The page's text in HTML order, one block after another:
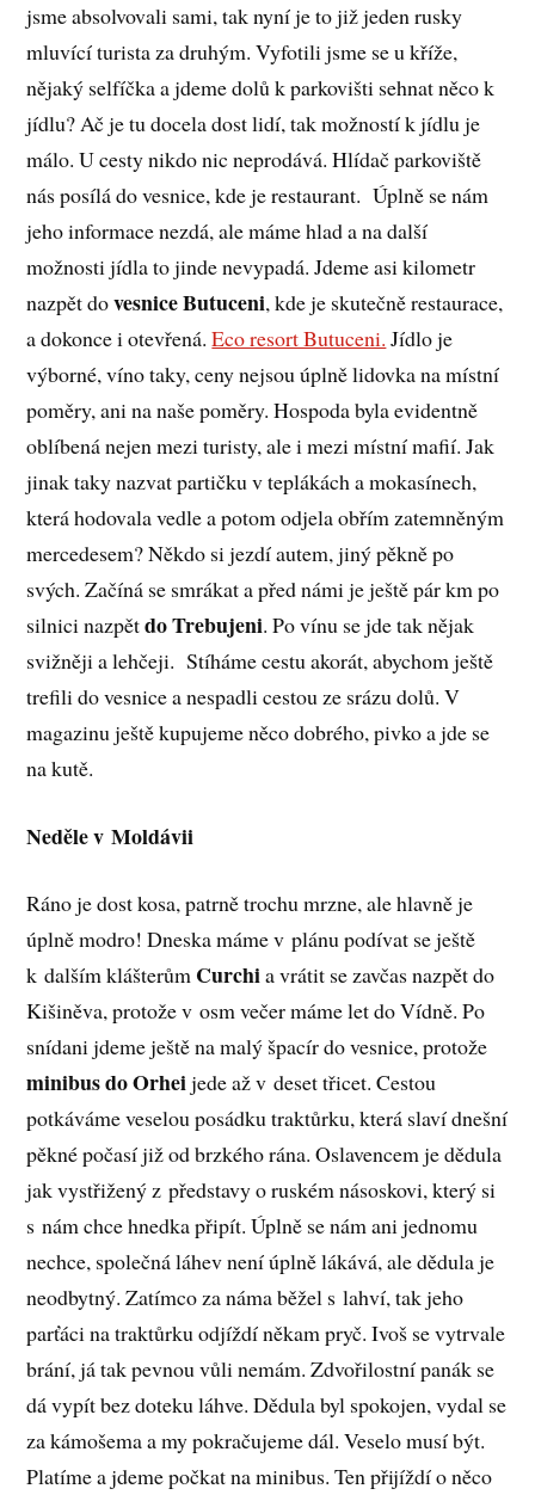
jsme absolvovali sami, tak nyní je to již jeden rusky
mluvící turista za druhým. Vyfotili jsme se u kříže,
nějaký selfíčka a jdeme dolů k parkovišti sehnat něco k
jídlu? Ač je tu docela dost lidí, tak možností k jídlu je
málo. U cesty nikdo nic neprodává. Hlídač parkoviště
nás posílá do vesnice, kde je restaurant. Úplně se nám
jeho informace nezdá, ale máme hlad a na další
možnosti jídla to jinde nevypadá. Jdeme asi kilometr
nazpět dovesnice Butuceni, kde je skutečně restaurace,
a dokonce i otevřená.Eco resort Butuceni. Jídlo je
výborné, víno taky, ceny nejsou úplně lidovka na místní
poměry, ani na naše poměry. Hospoda byla evidentně
oblíbená nejen mezi turisty, ale i mezi místní mafií. Jak
jinak taky nazvat partičku v teplákách a mokasínech,
která hodovala vedle a potom odjela obřím zatemněným
mercedesem? Někdo si jezdí autem, jiný pěkně po
svých. Začíná se smrákat a před námi je ještě pár km po
silnici nazpětdo Trebujeni. Po vínu se jde tak nějak
svižněji a lehčeji. Stíháme cestu akorát, abychom ještě
trefili do vesnice a nespadli cestou ze srázu dolů. V
magazinu ještě kupujeme něco dobrého, pivko a jde se
na kutě.
Neděle v Moldávii
Ráno je dost kosa, patrně trochu mrzne, ale hlavně je
úplně modro! Dneska máme v plánu podívat se ještě
k dalším klášterům Curchia vrátit se zavčas nazpět do
Kišiněva, protože v osm večer máme let do Vídně. Po
snídani jdeme ještě na malý špacír do vesnice, protože
minibus do Orheijede až v deset třicet. Cestou
potkáváme veselou posádku traktůrku, která slaví dnešní
pěkné počasí již od brzkého rána. Oslavencem je dědula
jak vystřižený z představy o ruském násoskovi, který si
s nám chce hnedka připít. Úplně se nám ani jednomu
nechce, společná láhev není úplně lákává, ale dědula je
neodbytný. Zatímco za náma běžel s lahví, tak jeho
parťáci na traktůrku odjíždí někam pryč. Ivoš se vytrvale
brání, já tak pevnou vůli nemám. Zdvořilostní panák se
dá vypít bez doteku láhve. Dědula byl spokojen, vydal se
za kámošema a my pokračujeme dál. Veselo musí být.
Platíme a jdeme počkat na minibus. Ten přijíždí o něco